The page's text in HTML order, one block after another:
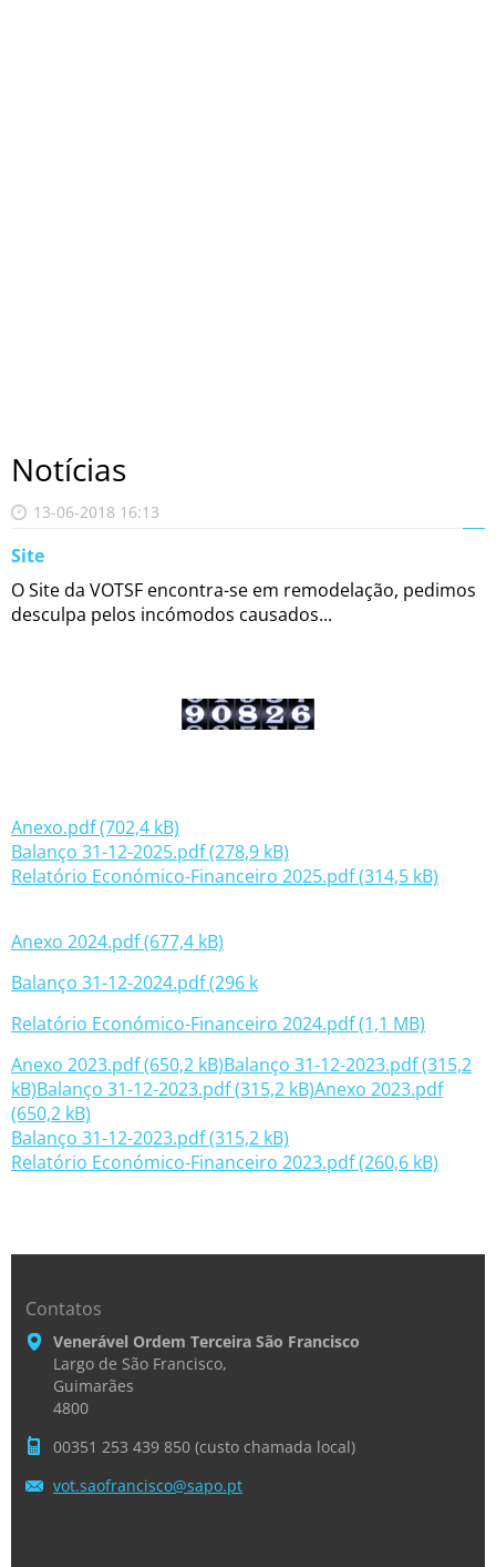
Notícias
13-06-2018 16:13
Site
O Site da VOTSF encontra-se em remodelação, pedimos
desculpa pelos incómodos causados...
Anexo.pdf (702,4 kB)
Balanço 31-12-2025.pdf (278,9 kB)
Relatório Económico-Financeiro 2025.pdf (314,5 kB)
Anexo 2024.pdf (677,4 kB)
Balanço 31-12-2024.pdf (296 k
Relatório Económico-Financeiro 2024.pdf (1,1 MB)
Anexo 2023.pdf (650,2 kB)Balanço 31-12-2023.pdf (315,2
kB)Balanço 31-12-2023.pdf (315,2 kB)Anexo 2023.pdf
(650,2 kB)
Balanço 31-12-2023.pdf (315,2 kB)
Relatório Económico-Financeiro 2023.pdf (260,6 kB)
Contatos
Venerável Ordem Terceira São Francisco
Largo de São Francisco,
Guimarães
4800
00351 253 439 850 (custo chamada local)
vot.saofrancisco@sapo.pt